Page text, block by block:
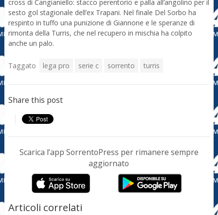
cross di Cangianiello: stacco perentorio e palla all’angolino per il
sesto gol stagionale dell’ex Trapani. Nel finale Del Sorbo ha
respinto in tuffo una punizione di Giannone e le speranze di
rimonta della Turris, che nel recupero in mischia ha colpito
anche un palo.
Taggato lega pro serie c sorrento turris
Share this post
Scarica l’app SorrentoPress per rimanere sempre
aggiornato
Articoli correlati